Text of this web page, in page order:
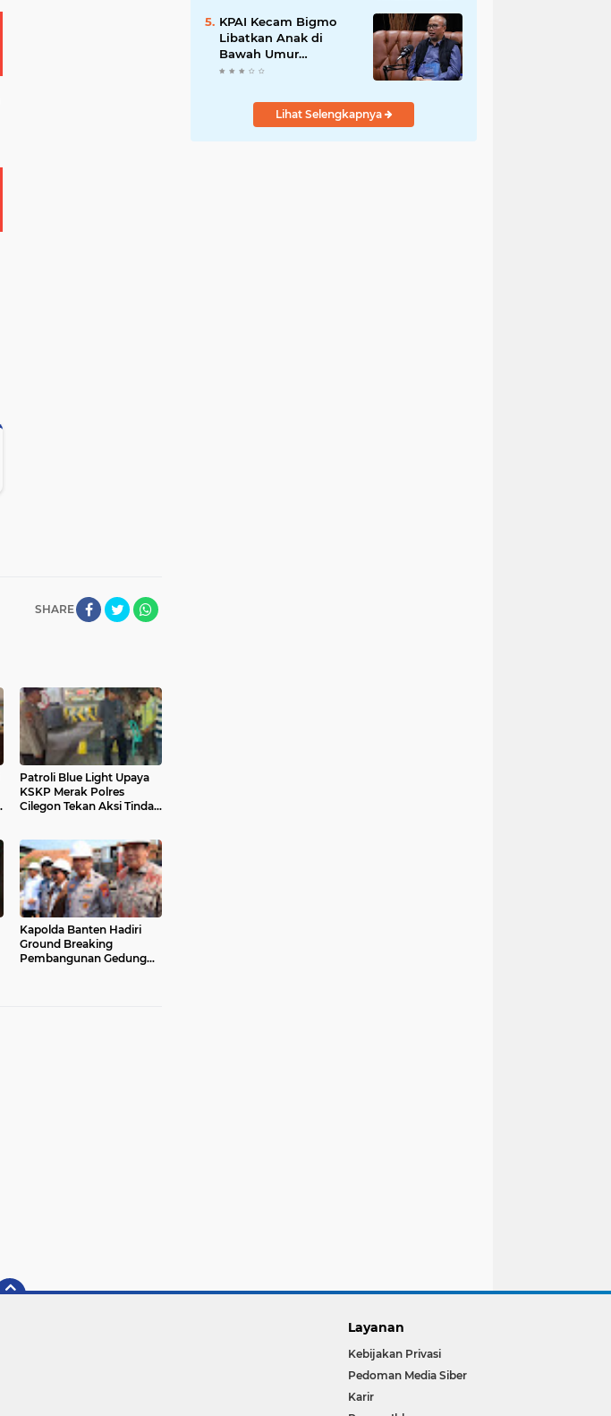
SHARE
Patroli Blue Light Upaya
KSKP Merak Polres
Cilegon Tekan Aksi Tindak
Kapolda Banten Hadiri
Ground Breaking
Pembangunan Gedung
Piala Presiden 2026
KPAI Kecam Bigmo
Libatkan Anak di
Bawah Umur
Promosikan Liquid
Bertindak Tegas
Lihat Selengkapnya
Layanan
Kebijakan Privasi
Pedoman Media Siber
Karir